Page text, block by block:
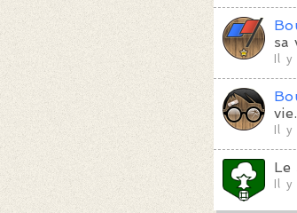
sa
Il
vie.
Il
Le
Il